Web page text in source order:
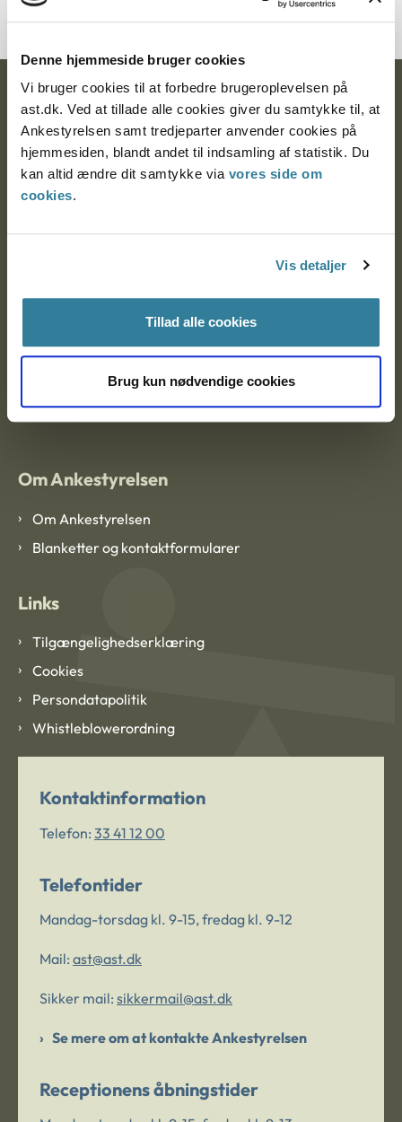
Denne hjemmeside bruger cookies
Vi bruger cookies til at forbedre brugeroplevelsen på
ast.dk. Ved at tillade alle cookies giver du samtykke til, at
Ankestyrelsen samt tredjeparter anvender cookies på
hjemmesiden, blandt andet til indsamling af statistik. Du
kan altid ændre dit samtykke via vores side om
cookies.
Vis detaljer
Tillad alle cookies
Brug kun nødvendige cookies
ville være noget under 40 års aldersforskel.
Ankestyrelsen
Postadresse:
Nytorv 7, 2. sal
9000 Aalborg
Ankestyrelsen København
EAN: 57 98 000 35 48 21
CVR: 1007 4002
Om Ankestyrelsen
Om Ankestyrelsen
Blanketter og kontaktformularer
Links
Tilgængelighedserklæring
Cookies
Persondatapolitik
Whistleblowerordning
Kontaktinformation
Telefon: 33 41 12 00
Telefontider
Mandag-torsdag kl. 9-15, fredag kl. 9-12
Mail: ast@ast.dk
Sikker mail: sikkermail@ast.dk
Se mere om at kontakte Ankestyrelsen
Receptionens åbningstider